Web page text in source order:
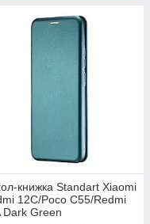
книжка Standart Xiaomi
12C/Poco C55/Redmi
Dark Green